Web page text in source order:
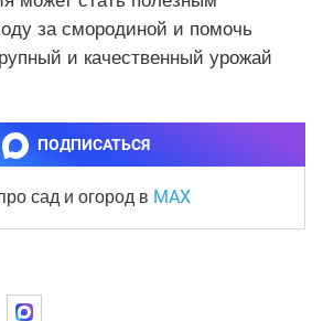
за смородиной и помочь
и качественный урожай
ПОДПИСАТЬСЯ
сад и огород в MAX